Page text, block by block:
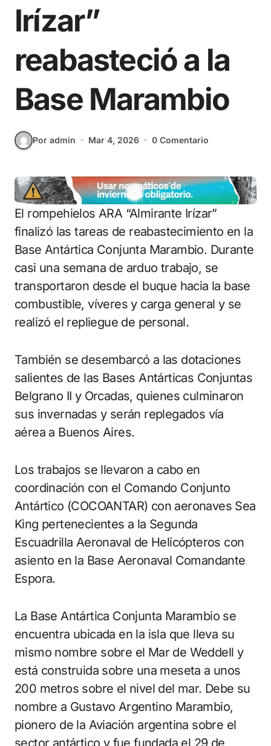
Irízar”
reabasteció a la
Base Marambio
Por admin Mar 4, 2026 0 Comentario
El rompehielos ARA “Almirante Irízar”
finalizó las tareas de reabastecimiento en la
Base Antártica Conjunta Marambio. Durante
casi una semana de arduo trabajo, se
transportaron desde el buque hacia la base
combustible, víveres y carga general y se
realizó el repliegue de personal.
También se desembarcó a las dotaciones
salientes de las Bases Antárticas Conjuntas
Belgrano II y Orcadas, quienes culminaron
sus invernadas y serán replegados vía
aérea a Buenos Aires.
Los trabajos se llevaron a cabo en
coordinación con el Comando Conjunto
Antártico (COCOANTAR) con aeronaves Sea
King pertenecientes a la Segunda
Escuadrilla Aeronaval de Helicópteros con
asiento en la Base Aeronaval Comandante
Espora.
La Base Antártica Conjunta Marambio se
encuentra ubicada en la isla que lleva su
mismo nombre sobre el Mar de Weddell y
está construida sobre una meseta a unos
200 metros sobre el nivel del mar. Debe su
nombre a Gustavo Argentino Marambio,
pionero de la Aviación argentina sobre el
sector antártico y fue fundada el 29 de